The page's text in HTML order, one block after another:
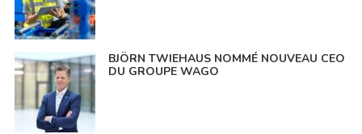
BJÖRN TWIEHAUS NOMMÉ NOUVEAU CEO
DU GROUPE WAGO